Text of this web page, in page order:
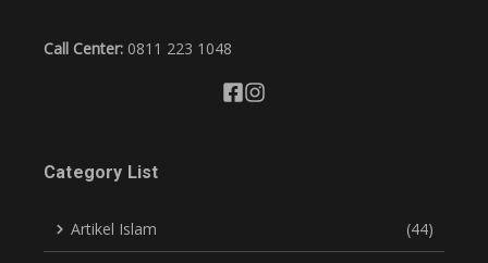
Call Center: 0811 223 1048
Category List
Artikel Islam (44)